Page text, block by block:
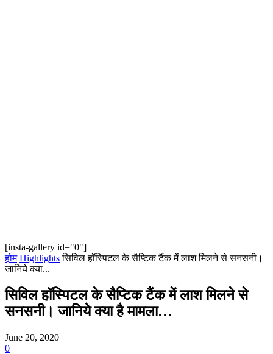
[insta-gallery id="0"]
होम Highlights सिविल हॉस्पिटल के सैप्टिक टैंक में लाश मिलने से सनसनी।
जानिये क्या...
सिविल हॉस्पिटल के सैप्टिक टैंक में लाश मिलने से
सनसनी। जानिये क्या है मामला…
June 20, 2020
0